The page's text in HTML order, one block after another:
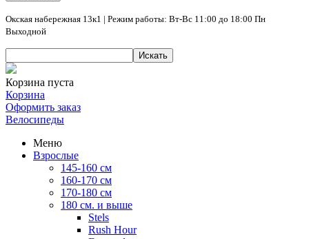
Окская набережная 13к1 | Режим работы: Вт-Вс 11:00 до 18:00 Пн
Выходной
Искать
Корзина пуста
Корзина
Оформить заказ
Велосипеды
Меню
Взрослые
145-160 см
160-170 см
170-180 см
180 см. и выше
Stels
Rush Hour